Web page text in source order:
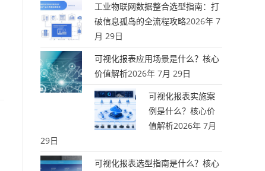
工业物联网数据整合选型指南：打
破信息孤岛的全流程攻略2026年 7
月 29日
可视化报表应用场景是什么？核心
价值解析2026年 7月 29日
可视化报表实施案
例是什么？核心价
值解析2026年 7月
29日
可视化报表选型指南是什么？核心